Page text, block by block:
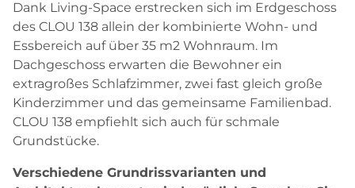
Dank Living-Space erstrecken sich im Erdgeschoss
des CLOU 138 allein der kombinierte Wohn- und
Essbereich auf über 35 m2 Wohnraum. Im
Dachgeschoss erwarten die Bewohner ein
extragroßes Schlafzimmer, zwei fast gleich große
Kinderzimmer und das gemeinsame Familienbad.
CLOU 138 empfiehlt sich auch für schmale
Grundstücke.
Verschiedene Grundrissvarianten und